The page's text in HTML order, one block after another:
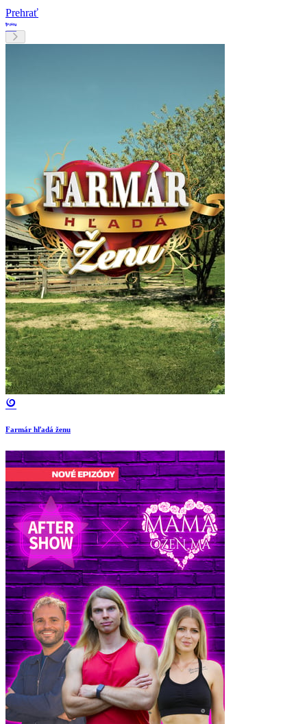
Prehrať
Farmár hľadá ženu